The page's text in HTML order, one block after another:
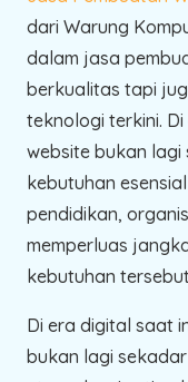
dari Warung
dalam jasa
berkualitas tapi
teknologi terkini.
website bukan lagi
kebutuhan
pendidikan,
memperluas
kebutuhan
Di era digital saat
bukan lagi